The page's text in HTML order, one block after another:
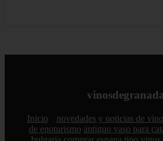
Inicio novedades y noticias de vino
de enoturismo antiguo vaso para